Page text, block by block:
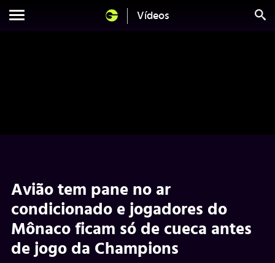
Vídeos
Avião tem pane no ar
condicionado e jogadores do
Mônaco ficam só de cueca antes
de jogo da Champions